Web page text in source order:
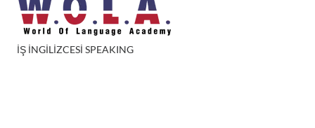
İŞ İNGİLİZCESİ SPEAKING